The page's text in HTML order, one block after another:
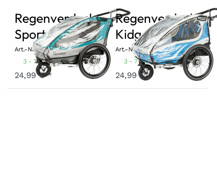
Regenverdeck
Sportrex1 2018
Art.-Nr.
RSSR1-18
3 - 7 Werktage
24,99 € *
Regenverdeck
Kidgoo1 2018
Art.-Nr.
RSKG1-18
3 - 7 Werktage
24,99 € *